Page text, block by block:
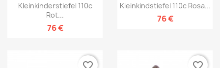
Kleinkinderstiefel 110c
Rot...
76 €
Kleinkindstiefel 110c Rosa...
76 €
favorite_border favorite_border